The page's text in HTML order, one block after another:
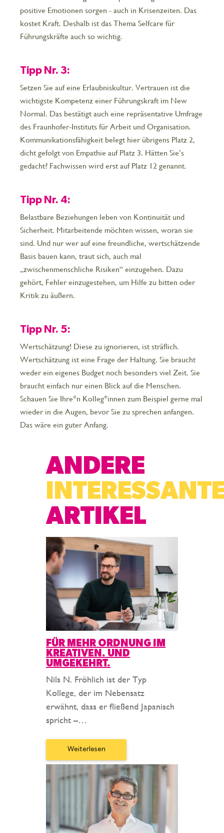
positive Emotionen sorgen - auch in Krisenzeiten. Das
kostet Kraft. Deshalb ist das Thema Selfcare für
Führungskräfte auch so wichtig.
Tipp Nr. 3:
Setzen Sie auf eine Erlaubniskultur. Vertrauen ist die
wichtigste Kompetenz einer Führungskraft im New
Normal. Das bestätigt auch eine repräsentative Umfrage
des Fraunhofer-Instituts für Arbeit und Organisation.
Kommunikationsfähigkeit belegt hier übrigens Platz 2,
dicht gefolgt von Empathie auf Platz 3. Hätten Sie’s
gedacht? Fachwissen wird erst auf Platz 12 genannt.
Tipp Nr. 4:
Belastbare Beziehungen leben von Kontinuität und
Sicherheit. Mitarbeitende möchten wissen, woran sie
sind. Und nur wer auf eine freundliche, wertschätzende
Basis bauen kann, traut sich, auch mal
„zwischenmenschliche Risiken“ einzugehen. Dazu
gehört, Fehler einzugestehen, um Hilfe zu bitten oder
Kritik zu äußern.
Tipp Nr. 5:
Wertschätzung! Diese zu ignorieren, ist sträflich.
Wertschätzung ist eine Frage der Haltung. Sie braucht
weder ein eigenes Budget noch besonders viel Zeit. Sie
braucht einfach nur einen Blick auf die Menschen.
Schauen Sie Ihre*n Kolleg*innen zum Beispiel gerne mal
wieder in die Augen, bevor Sie zu sprechen anfangen.
Das wäre ein guter Anfang.
ANDERE
ARTIKEL
FÜR MEHR ORDNUNG IM
KREATIVEN. UND
UMGEKEHRT.
Nils N. Fröhlich ist der Typ
Kollege, der im Nebensatz
erwähnt, dass er fließend Japanisch
spricht –…
Weiterlesen